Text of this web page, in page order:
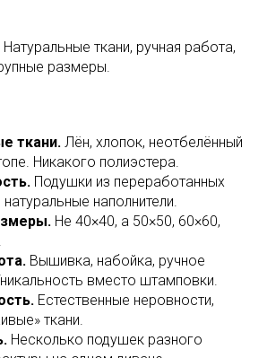
Натуральные ткани, ручная работа,
размеры.
ткани. Лён, хлопок, неотбелённый
Никакого полиэстера.
Подушки из переработанных
наполнители.
Не 40×40, а 50×50, 60×60,
Вышивка, набойка, ручное
вместо штамповки.
Естественные неровности,
ткани.
Несколько подушек разного